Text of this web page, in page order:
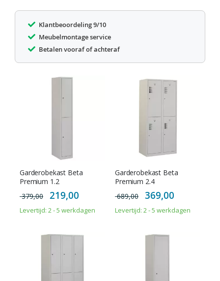
Klantbeoordeling 9/10
Meubelmontage service
Betalen vooraf of achteraf
Garderobekast Beta
Premium 1.2
379,00
Special
Price
219,00
Levertijd: 2 - 5 werkdagen
Garderobekast Beta
Premium 2.4
689,00
Special
Price
369,00
Levertijd: 2 - 5 werkdagen